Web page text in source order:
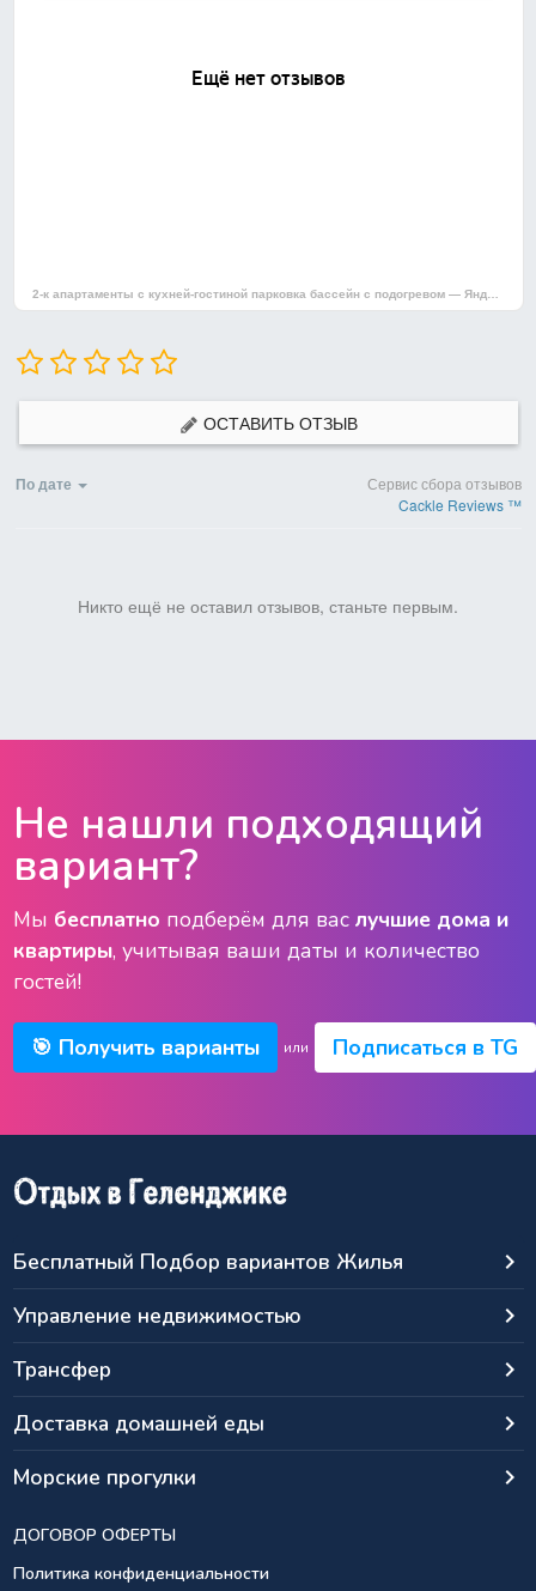
2-к апартаменты с кухней-гостиной парковка бассейн с подогревом — Яндекс Карты
ОСТАВИТЬ ОТЗЫВ
По дате
Сервис сбора отзывов
Cackle Reviews ™
Никто ещё не оставил отзывов, станьте первым.
Не нашли подходящий
вариант?
Мы бесплатно подберём для вас лучшие дома и
квартиры, учитывая ваши даты и количество
гостей!
🎯 Получить варианты или Подписаться в TG
Бесплатный Подбор вариантов Жилья
keyboard_arrow_right
Управление недвижимостью
keyboard_arrow_right
Трансфер
keyboard_arrow_right
Доставка домашней еды
keyboard_arrow_right
Морские прогулки
keyboard_arrow_right
ДОГОВОР ОФЕРТЫ
Политика конфиденциальности